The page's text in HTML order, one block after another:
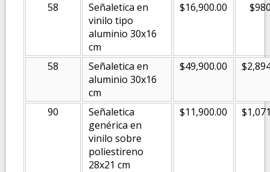
58
Señaletica en
vinilo tipo
aluminio 30x16
cm
$16,900.00
58
Señaletica en
aluminio 30x16
cm
$49,900.00
90
Señaletica
genérica en
vinilo sobre
poliestireno
28x21 cm
$11,900.00